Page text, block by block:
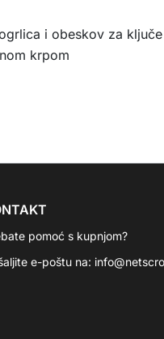
i obeskov za ključe
krpom
pomoć s kupnjom?
e-poštu na: